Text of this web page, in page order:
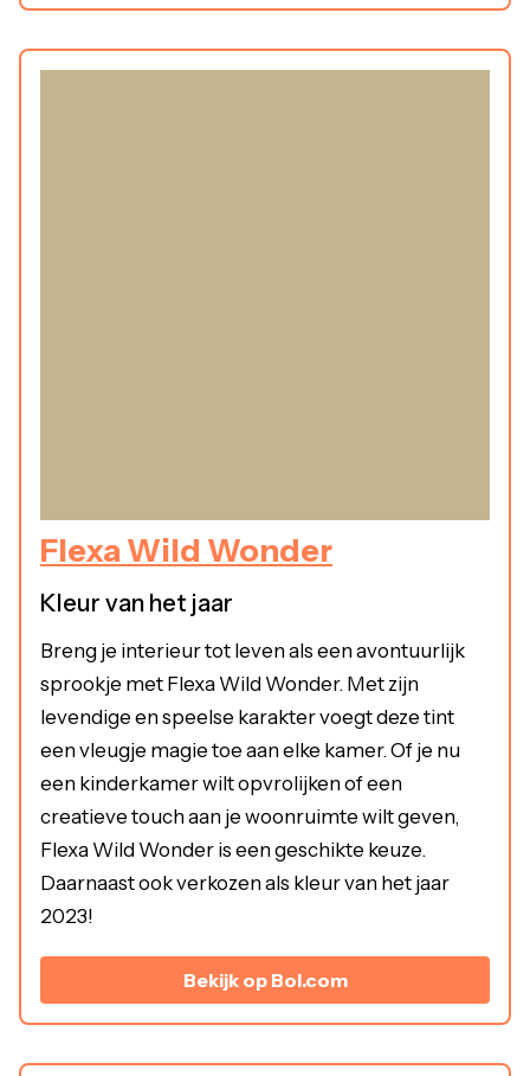
Flexa Wild Wonder
Kleur van het jaar
Breng je interieur tot leven als een avontuurlijk
sprookje met Flexa Wild Wonder. Met zijn
levendige en speelse karakter voegt deze tint
een vleugje magie toe aan elke kamer. Of je nu
een kinderkamer wilt opvrolijken of een
creatieve touch aan je woonruimte wilt geven,
Flexa Wild Wonder is een geschikte keuze.
Daarnaast ook verkozen als kleur van het jaar
2023!
Bekijk op Bol.com